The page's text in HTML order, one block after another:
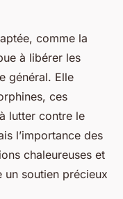
comme la
à libérer les
général. Elle
ces
lutter contre le
l’importance des
chaleureuses et
soutien précieux